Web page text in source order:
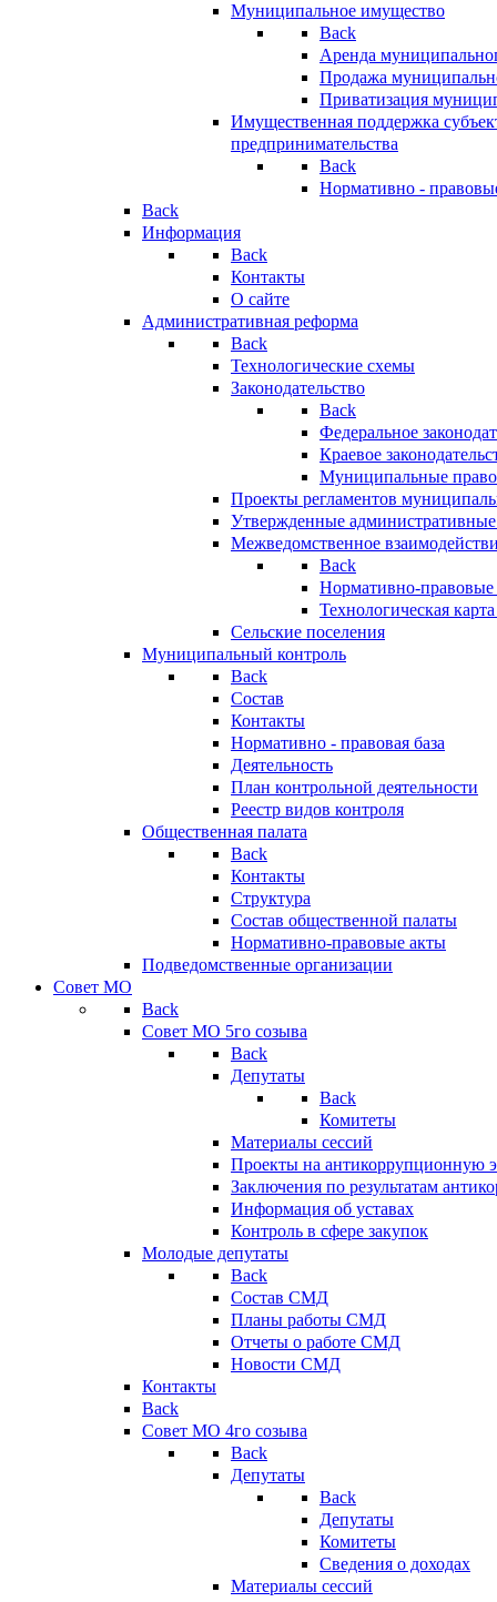
Муниципальное имущество
Back
Аренда
Продажа
Приватизация
Имущественная поддержка
предпринимательства
Back
Нормативно -
Back
Информация
Back
Контакты
О сайте
Административная реформа
Back
Технологические схемы
Законодательство
Back
Федеральное
Краевое
Муниципальные
Проекты регламентов
Утвержденные
Межведомственное
Back
Нормативно-правовые
Технологическая
Сельские поселения
Муниципальный контроль
Back
Состав
Контакты
Нормативно - правовая база
Деятельность
План контрольной деятельности
Реестр видов контроля
Общественная палата
Back
Контакты
Структура
Состав общественной палаты
Нормативно-правовые акты
Подведомственные организации
Совет МО
Back
Совет МО 5го созыва
Back
Депутаты
Back
Комитеты
Материалы сессий
Проекты на антикоррупционную
Заключения по результатам
Информация об уставах
Контроль в сфере закупок
Молодые депутаты
Back
Состав СМД
Планы работы СМД
Отчеты о работе СМД
Новости СМД
Контакты
Back
Совет МО 4го созыва
Back
Депутаты
Back
Депутаты
Комитеты
Сведения о доходах
Материалы сессий